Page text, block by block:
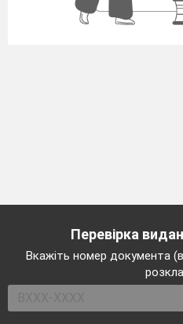
Перевірка
Вкажіть номер документа